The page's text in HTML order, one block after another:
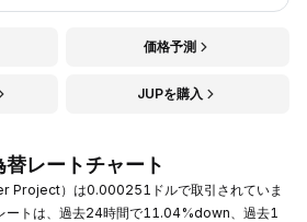
価格予測
JUPを購入
替レートチャート
Project）は0.000251ドルで取引されていま
ートは、過去24時間で11.04%down、過去1